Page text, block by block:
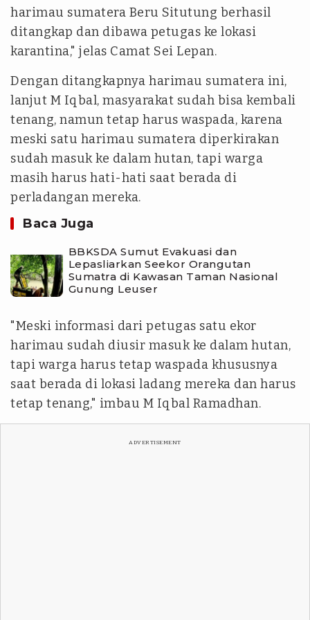
harimau sumatera Beru Situtung berhasil
ditangkap dan dibawa petugas ke lokasi
karantina," jelas Camat Sei Lepan.
Dengan ditangkapnya harimau sumatera ini,
lanjut M Iqbal, masyarakat sudah bisa kembali
tenang, namun tetap harus waspada, karena
meski satu harimau sumatera diperkirakan
sudah masuk ke dalam hutan, tapi warga
masih harus hati-hati saat berada di
perladangan mereka.
Baca Juga
BBKSDA Sumut Evakuasi dan
Lepasliarkan Seekor Orangutan
Sumatra di Kawasan Taman Nasional
Gunung Leuser
"Meski informasi dari petugas satu ekor
harimau sudah diusir masuk ke dalam hutan,
tapi warga harus tetap waspada khususnya
saat berada di lokasi ladang mereka dan harus
tetap tenang," imbau M Iqbal Ramadhan.
ADVERTISEMENT